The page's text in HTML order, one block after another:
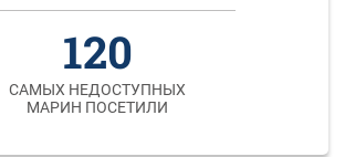
120
САМЫХ НЕДОСТУПНЫХ
МАРИН ПОСЕТИЛИ